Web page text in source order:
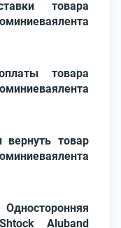
товара
товара
товар
Aluband